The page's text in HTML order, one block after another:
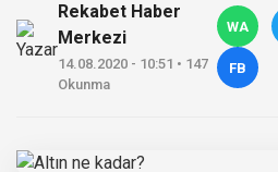
Rekabet Haber
Merkezi
14.08.2020 - 10:51 • 147
Okunma
WA
FB